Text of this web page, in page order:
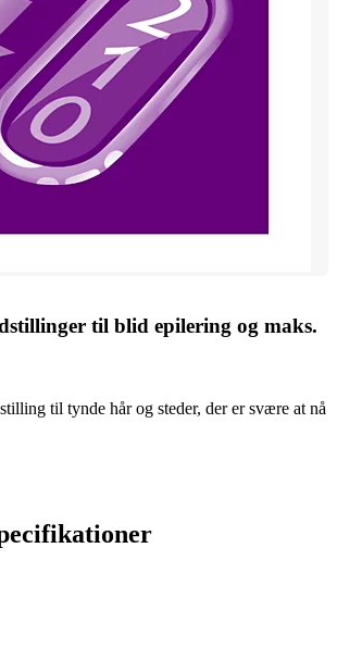
til blid epilering og maks.
til tynde hår og steder, der er svære at nå